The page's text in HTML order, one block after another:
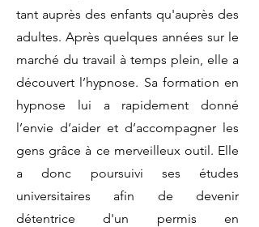
tant auprès des enfants qu'auprès des
adultes. Après quelques années sur le
marché du travail à temps plein, elle a
découvert l’hypnose. Sa formation en
hypnose lui a rapidement donné
l’envie d’aider et d’accompagner les
gens grâce à ce merveilleux outil. Elle
a donc poursuivi ses études
universitaires afin de devenir
détentrice d'un permis en